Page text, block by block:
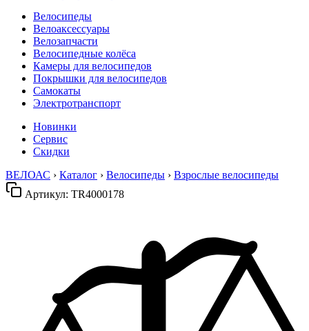
Велосипеды
Велоаксессуары
Велозапчасти
Велосипедные колёса
Камеры для велосипедов
Покрышки для велосипедов
Самокаты
Электротранспорт
Новинки
Сервис
Скидки
ВЕЛОАС › Каталог › Велосипеды › Взрослые велосипеды
Артикул: TR4000178